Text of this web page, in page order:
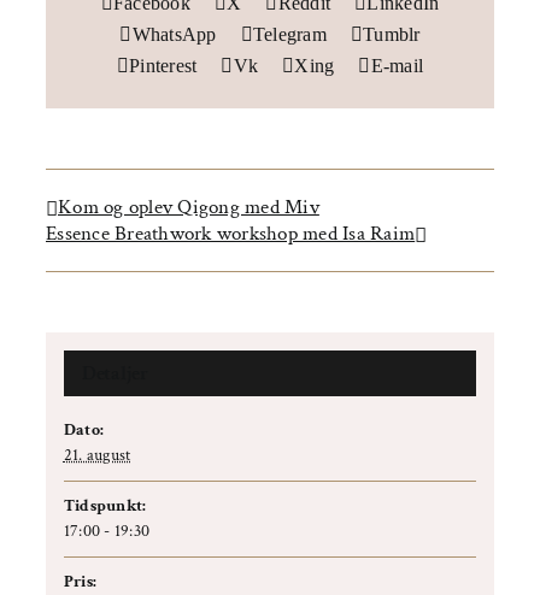
WhatsApp
Telegram
Tumblr
Pinterest
Vk Xing E-mail
Kom og oplev Qigong med Miv
Essence Breathwork workshop med Isa Raim
Dato:
21. august
Tidspunkt:
17:00 - 19:30
Pris: